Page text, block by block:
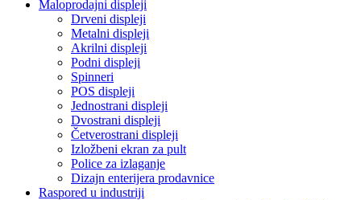
Maloprodajni displeji
Drveni displeji
Metalni displeji
Akrilni displeji
Podni displeji
Spinneri
POS displeji
Jednostrani displeji
Dvostrani displeji
Četverostrani displeji
Izložbeni ekran za pult
Police za izlaganje
Dizajn enterijera prodavnice
Raspored u industriji